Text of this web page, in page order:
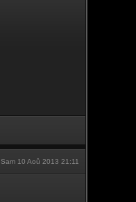
Sam 10 Aoû 2013 21:11